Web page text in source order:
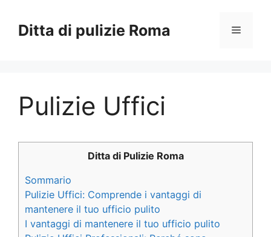
contenuto
Ditta di pulizie Roma Menu
Pulizie Uffici
Ditta di Pulizie Roma
Sommario
Pulizie Uffici: Comprende i vantaggi di
mantenere il tuo ufficio pulito
I vantaggi di mantenere il tuo ufficio pulito